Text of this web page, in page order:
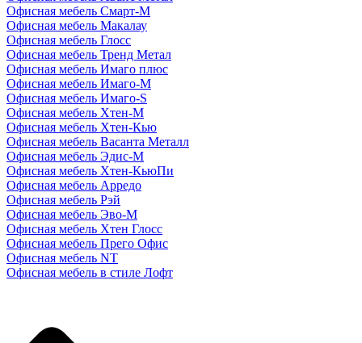
Офисная мебель Смарт-М
Офисная мебель Макалау
Офисная мебель Глосс
Офисная мебель Тренд Метал
Офисная мебель Имаго плюс
Офисная мебель Имаго-М
Офисная мебель Имаго-S
Офисная мебель Хтен-M
Офисная мебель Хтен-Кью
Офисная мебель Васанта Металл
Офисная мебель Эдис-M
Офисная мебель Хтен-КьюПи
Офисная мебель Арредо
Офисная мебель Рэй
Офисная мебель Эво-M
Офисная мебель Хтен Глосс
Офисная мебель Прего Офис
Офисная мебель NT
Офисная мебель в стиле Лофт